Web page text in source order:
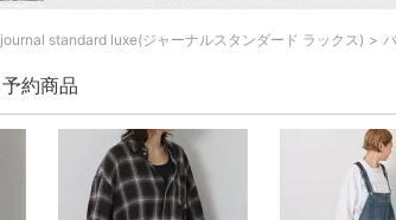
journal standard luxe(ジャーナルスタンダード ラックス)
約商品